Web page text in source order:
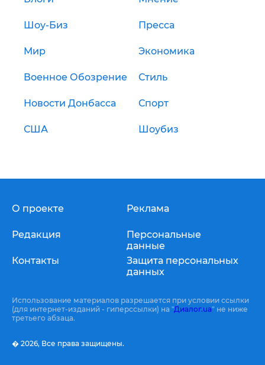
Шоу-Биз Пресса
Мир Экономика
Военное Обозрение Стиль
Новости Донбасса Спорт
США Шоубиз
О проекте
Редакция
Контакты
Реклама
Персональные
данные
Защита персональных
данных
Использование материалов разрешается при условии ссылки
(для интернет-изданий - гиперссылки) на "Диалог.ua" не ниже
третьего абзаца.
� 2026, Все права защищены.